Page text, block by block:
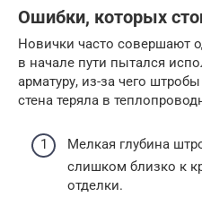
Ошибки, которых
Новички часто совершают
в начале пути пытался
арматуру, из-за чего
стена теряла в
Мелкая глубина
слишком близко к
отделки.